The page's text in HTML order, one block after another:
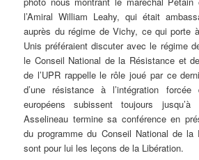
l’Amiral William Leahy, qui était
auprès du régime de Vichy, ce qui porte
Unis préféraient discuter avec le régime
le Conseil National de la Résistance et
de l’UPR rappelle le rôle joué par ce
d’une résistance à l’intégration
européens subissent toujours jusqu’à
Asselineau termine sa conférence en
du programme du Conseil National de
sont pour lui les leçons de la Libération.